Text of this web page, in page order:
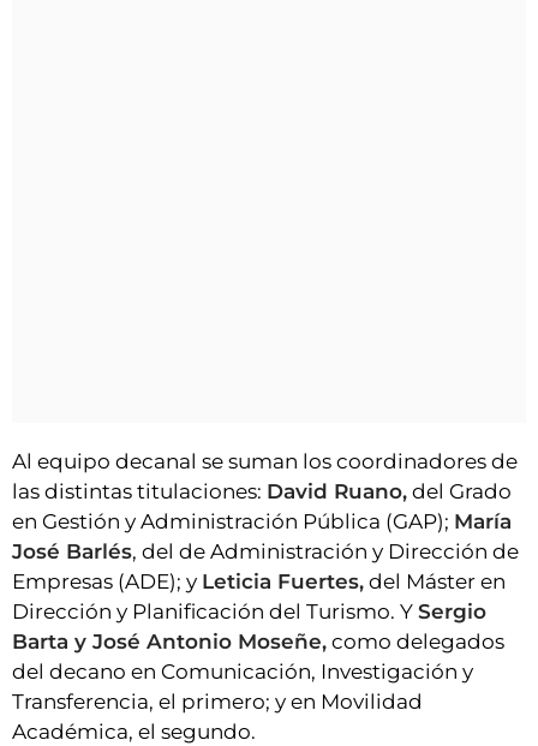
Al equipo decanal se suman los coordinadores de
las distintas titulaciones: David Ruano, del Grado
en Gestión y Administración Pública (GAP); María
José Barlés, del de Administración y Dirección de
Empresas (ADE); y Leticia Fuertes, del Máster en
Dirección y Planificación del Turismo. Y Sergio
Barta y José Antonio Moseñe, como delegados
del decano en Comunicación, Investigación y
Transferencia, el primero; y en Movilidad
Académica, el segundo.